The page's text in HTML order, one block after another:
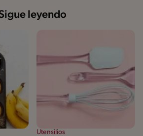
leyendo
Utensilios